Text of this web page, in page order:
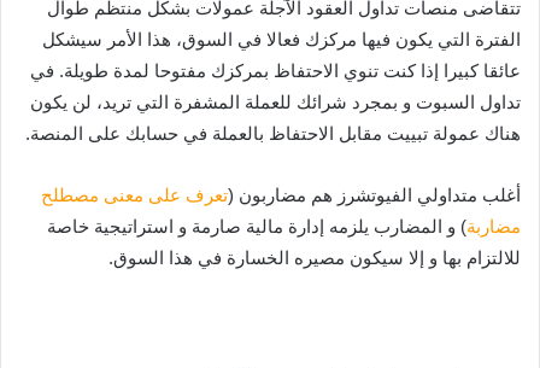
تتقاضى منصات تداول العقود الآجلة عمولات بشكل منتظم طوال
الفترة التي يكون فيها مركزك فعالا في السوق، هذا الأمر سيشكل
عائقا كبيرا إذا كنت تنوي الاحتفاظ بمركزك مفتوحا لمدة طويلة. في
تداول السبوت و بمجرد شرائك للعملة المشفرة التي تريد، لن يكون
هناك عمولة تبييت مقابل الاحتفاظ بالعملة في حسابك على المنصة.
أغلب متداولي الفيوتشرز هم مضاربون (تعرف على معنى مصطلح
مضاربة) و المضارب يلزمه إدارة مالية صارمة و استراتيجية خاصة
للالتزام بها و إلا سيكون مصيره الخسارة في هذا السوق.